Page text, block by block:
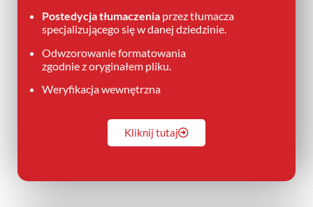
Postedycja tłumaczenia przez tłumacza
specjalizującego się w danej dziedzinie.
Odwzorowanie formatowania
zgodnie z oryginałem pliku.
Weryfikacja wewnętrzna
Kliknij tutaj